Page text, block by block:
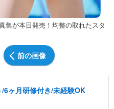
集が本日発売！均整の取れたスタ
前の画像
6ヶ月研修付き/未経験OK